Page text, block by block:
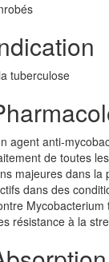
tuberculose
agent anti-
de toutes
majeures dans
dans des
résistance à la